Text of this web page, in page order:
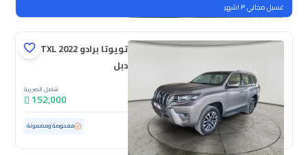
غسيل مجاني ٣ اشهر
تويوتا برادو TXL 2022
دبل
شامل الضريبة
152,000
مستعملة 58,208 كم ممشى قليل مفحوصة ومضمونة